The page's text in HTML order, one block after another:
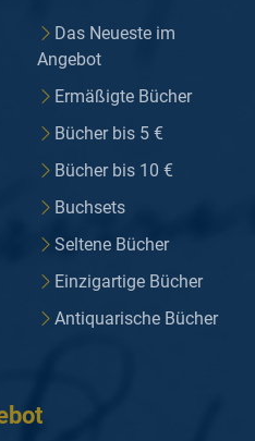
Das Neueste im
Angebot
Ermäßigte Bücher
Bücher bis 5 €
Bücher bis 10 €
Buchsets
Seltene Bücher
Einzigartige Bücher
Antiquarische Bücher